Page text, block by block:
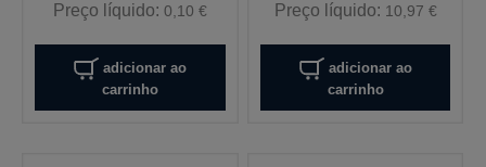
Preço líquido:0,10 €
adicionar ao
carrinho
Preço líquido: 10,97 €
adicionar ao
carrinho